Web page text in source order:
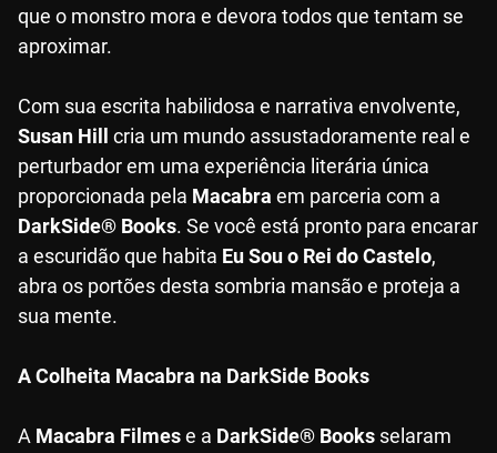
que o monstro mora e devora todos que tentam se
aproximar.
Com sua escrita habilidosa e narrativa envolvente,
Susan Hill
cria um mundo assustadoramente real e
perturbador em uma experiência literária única
proporcionada pela Macabra em parceria com a
DarkSide® Books. Se você está pronto para encarar
a escuridão que habita Eu Sou o Rei do Castelo,
abra os portões desta sombria mansão e proteja a
sua mente.
A Colheita Macabra na DarkSide Books
A Macabra Filmese a DarkSide® Books selaram